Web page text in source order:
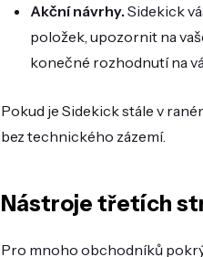
Akční návrhy. Sidekick
položek, upozornit na
konečné rozhodnutí na
Pokud je Sidekick stále v
bez technického zázemí.
Nástroje třetích
Pro mnoho obchodníků